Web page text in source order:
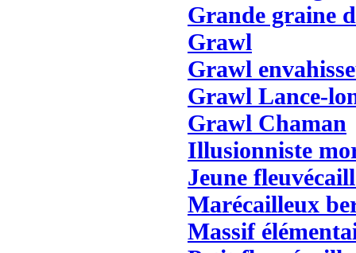
Grande graine
Grawl
Grawl
Grawl Lance-
Grawl Chaman
Illusionniste
Jeune
Marécailleux
Massif